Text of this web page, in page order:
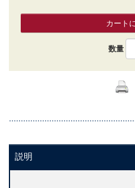
カート
数量
説明